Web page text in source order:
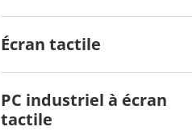
Écran tactile
PC industriel à écran
tactile